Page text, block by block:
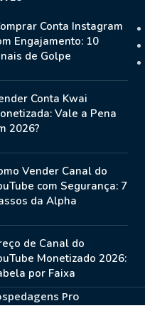
Conta Instagram
Engajamento: 10
de Golpe
Conta Kwai
Vale a Pena
2026?
Vender Canal do
com Segurança: 7
da Alpha
de Canal do
Monetizado 2026:
por Faixa
Pro